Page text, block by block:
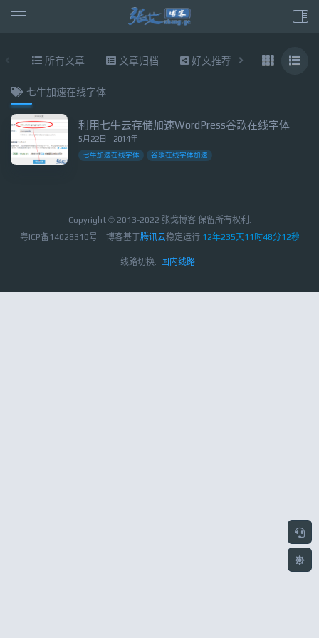
所有文章 文章归档 好文推荐 东拉西扯
七牛加速在线字体
5月22日 · 2014年
利用七牛云存储加速WordPress谷歌在线字体
七牛加速在线字体 谷歌在线字体加速
Copyright © 2013-2022 张戈博客 保留所有权利.
粤ICP备14028310号
博客基于腾讯云稳定运行 12年235天11时48分13秒
线路切换: 国内线路